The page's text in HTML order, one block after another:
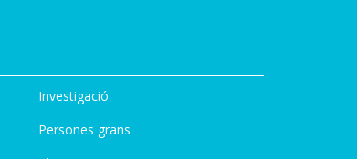
Investigació
Persones grans